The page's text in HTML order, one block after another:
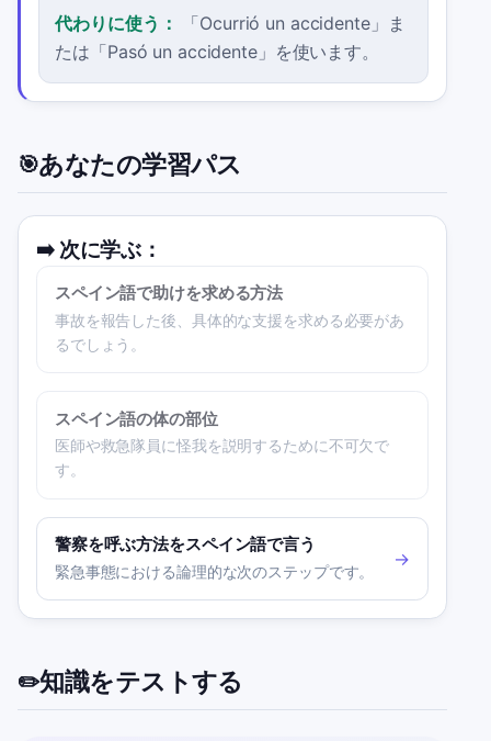
代わりに使う：
「Ocurrió un accidente」ま
たは「Pasó un accidente」を使います。
🎯あなたの学習パス
➡️ 次に学ぶ：
スペイン語で助けを求める方法
事故を報告した後、具体的な支援を求める必要があ
るでしょう。
スペイン語の体の部位
医師や救急隊員に怪我を説明するために不可欠で
す。
警察を呼ぶ方法をスペイン語で言う
緊急事態における論理的な次のステップです。
→
✏️知識をテストする